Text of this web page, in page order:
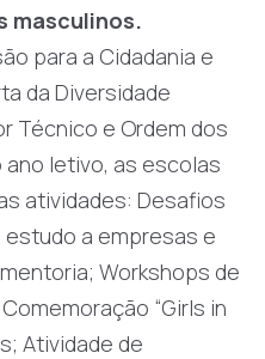
masculinos.
para a Cidadania e
da Diversidade
Técnico e Ordem dos
ano letivo, as escolas
atividades: Desafios
a empresas e
Workshops de
“Girls in
Atividade de